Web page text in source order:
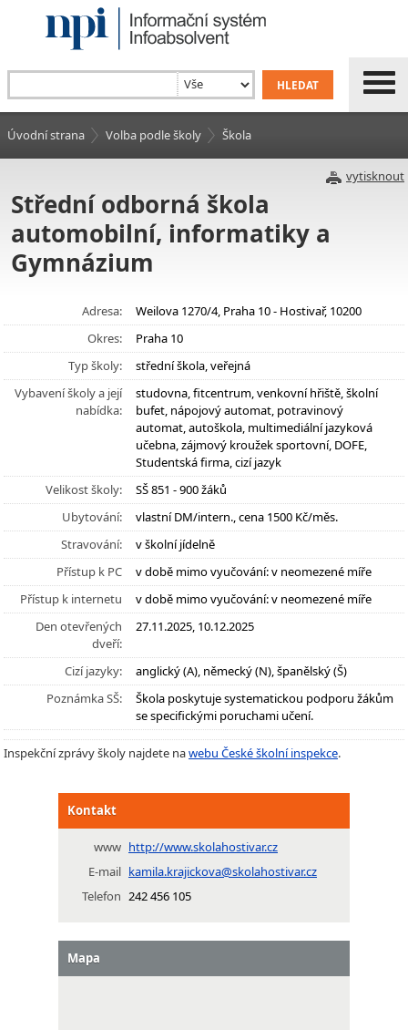
Úvodní strana Volba podle školy Škola
vytisknout
Střední odborná škola
automobilní, informatiky a
Gymnázium
Adresa:
Weilova 1270/4, Praha 10 - Hostivař, 10200
Okres:
Praha 10
Typ školy:
střední škola, veřejná
Vybavení školy a její
nabídka:
studovna, fitcentrum, venkovní hřiště, školní
bufet, nápojový automat, potravinový
automat, autoškola, multimediální jazyková
učebna, zájmový kroužek sportovní, DOFE,
Studentská firma, cizí jazyk
Velikost školy:
SŠ 851 - 900 žáků
Ubytování:
vlastní DM/intern., cena 1500 Kč/měs.
Stravování:
v školní jídelně
Přístup k PC
v době mimo vyučování: v neomezené míře
Přístup k internetu
v době mimo vyučování: v neomezené míře
Den otevřených
dveří:
27.11.2025, 10.12.2025
Cizí jazyky:
anglický (A), německý (N), španělský (Š)
Poznámka SŠ:
Škola poskytuje systematickou podporu žákům
se specifickými poruchami učení.
Inspekční zprávy školy najdete nawebu České školní inspekce.
Kontakt
www http://www.skolahostivar.cz
E-mail kamila.krajickova@skolahostivar.cz
Telefon 242 456 105
Mapa